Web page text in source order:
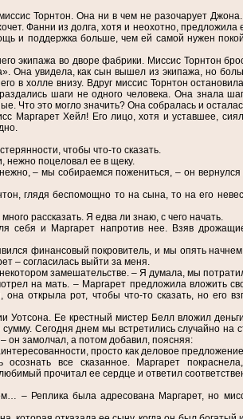
Торнтон. Она ни в чем не разочарует
Фанни из долга, хотя и неохотно, предложила
и поддержка больше, чем ей самой нужен
экипажа во дворе фабрики. Миссис Торнтон
Она увидела, как сын вышел из экипажа, но
в холле внизу. Вдруг миссис Торнтон
шаги не одного человека. Она знала
Что это могло значить? Она собралась и
Маргарет Хейл! Его лицо, хотя и уставшее,
чтобы что-то сказать.
нежно поцеловал ее в щеку.
– мы собираемся пожениться, – он вернулся
глядя беспомощно то на сына, то на его
рассказать. Я едва ли знаю, с чего начать.
себя и Маргарет напротив нее. Взяв
финансовый покровитель, и мы опять начнем
– согласилась выйти за меня.
замешательстве. – Я думала, мы
на мать. – Маргарет предложила вложить
открыла рот, чтобы что-то сказать, но его
Уотсона. Ее крестный мистер Белл вложил
Сегодня днем мы встретились случайно на
он замолчал, а потом добавил, поясняя:
просто как деловое
осознать все сказанное. Маргарет
прочитал ее сердце и ответил
– Реплика была адресована Маргарет, но